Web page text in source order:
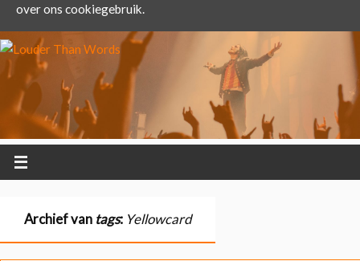
Archief van tags: Yellowcard
over ons cookiegebruik.